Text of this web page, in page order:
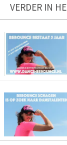
VERDER IN